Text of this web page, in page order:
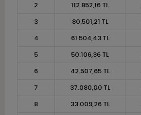
2
112.852,16 TL
3
80.501,21 TL
4
61.504,43 TL
5
50.106,36 TL
6
42.507,65 TL
7
37.080,00 TL
8
33.009,26 TL